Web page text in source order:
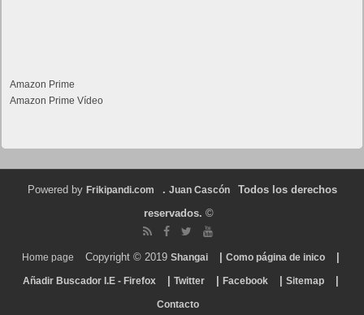
Amazon Prime
Amazon Prime Vídeo
Powered by Frikipandi.com . Juan Cascón
Todos los derechos
reservados. ©
Home page Copyright © 2019 Shangai Como página de inico
Añadir Buscador I.E - Firefox Twitter Facebook Sitemap
Contacto